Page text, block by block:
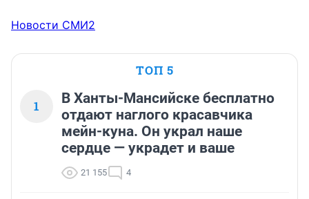
Новости СМИ2
ТОП 5
1
В Ханты-Мансийске бесплатно
отдают наглого красавчика
мейн-куна. Он украл наше
сердце — украдет и ваше
21 155 4